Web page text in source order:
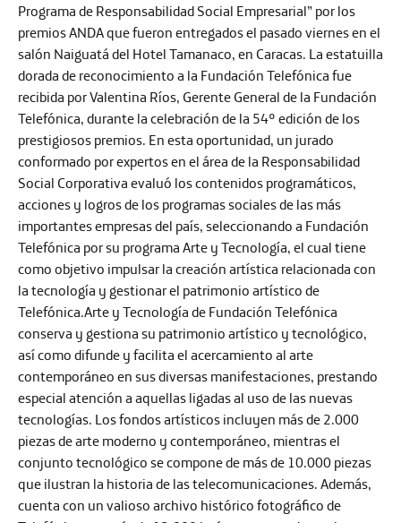
Programa de Responsabilidad Social Empresarial” por los
premios ANDA que fueron entregados el pasado viernes en el
salón Naiguatá del Hotel Tamanaco, en Caracas. La estatuilla
dorada de reconocimiento a la Fundación Telefónica fue
recibida por Valentina Ríos, Gerente General de la Fundación
Telefónica, durante la celebración de la 54° edición de los
prestigiosos premios. En esta oportunidad, un jurado
conformado por expertos en el área de la Responsabilidad
Social Corporativa evaluó los contenidos programáticos,
acciones y logros de los programas sociales de las más
importantes empresas del país, seleccionando a Fundación
Telefónica por su programa Arte y Tecnología, el cual tiene
como objetivo impulsar la creación artística relacionada con
la tecnología y gestionar el patrimonio artístico de
Telefónica.Arte y Tecnología de Fundación Telefónica
conserva y gestiona su patrimonio artístico y tecnológico,
así como difunde y facilita el acercamiento al arte
contemporáneo en sus diversas manifestaciones, prestando
especial atención a aquellas ligadas al uso de las nuevas
tecnologías. Los fondos artísticos incluyen más de 2.000
piezas de arte moderno y contemporáneo, mientras el
conjunto tecnológico se compone de más de 10.000 piezas
que ilustran la historia de las telecomunicaciones. Además,
cuenta con un valioso archivo histórico fotográfico de